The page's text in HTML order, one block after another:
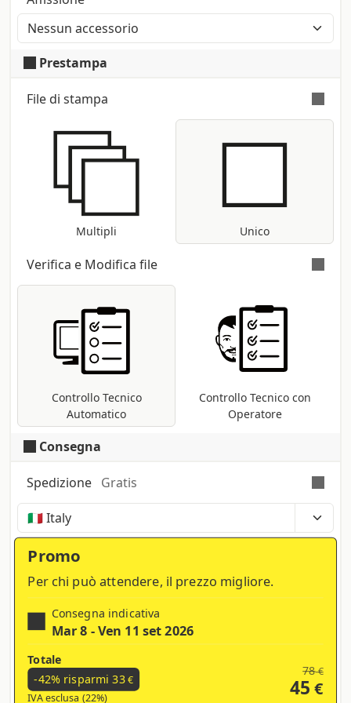
Prestampa
File di stampa
Multipli Unico
File di stampa singolo: tutte le copie
richieste saranno prodotte dal file
Verifica e Modifica file
Controllo Tecnico
Automatico
Controllo Tecnico con
Operatore
file pdf: controllo delle dimensioni e dei
font; conversione nel profilo di stampa
CMYK se presenti metodi differenti (RGB,
Pantoni, etc ...).
Consegna
Spedizione Gratis
Tempi, costi e tasse possono variare a seconda
della regione e dei prodotti nel carrello
Promo
Per chi può attendere, il prezzo migliore.
Consegna indicativa
Mar 8 - Ven 11 set 2026
Totale
-42% risparmi33€
IVA esclusa (22%)
78€
45 €